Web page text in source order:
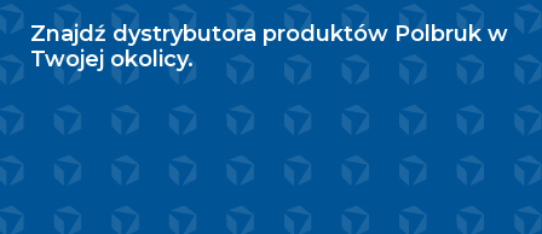
Znajdź dystrybutora produktów Polbruk w
Twojej okolicy.